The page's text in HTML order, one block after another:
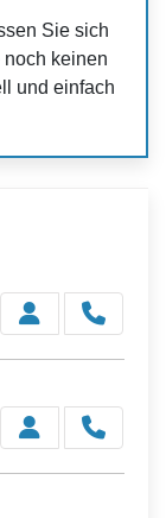
Sie sich
keinen
und einfach